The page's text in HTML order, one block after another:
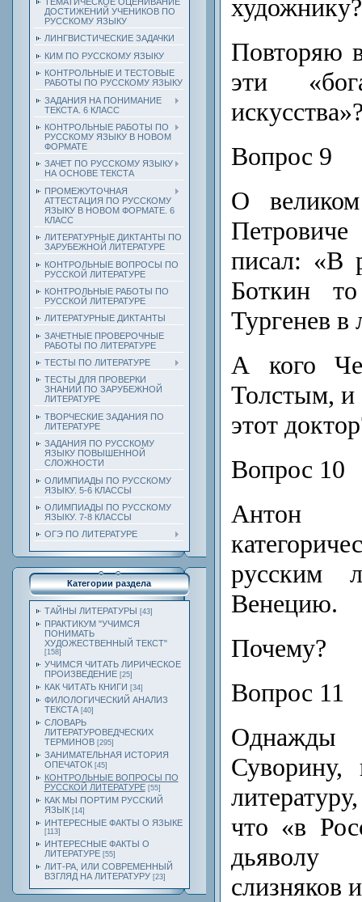
ДОСТИЖЕНИЙ УЧЕНИКОВ ПО
РУССКОМУ ЯЗЫКУ
ЛИНГВИСТИЧЕСКИЕ ЗАДАЧКИ
КИМ ПО РУССКОМУ ЯЗЫКУ
КОНТРОЛЬНЫЕ И ТЕСТОВЫЕ
РАБОТЫ ПО РУССКОМУ ЯЗЫКУ
ЗАДАНИЯ НА ПОНИМАНИЕ
ТЕКСТА. 6 КЛАСС
КОНТРОЛЬНЫЕ РАБОТЫ ПО
РУССКОМУ ЯЗЫКУ В НОВОМ
ФОРМАТЕ
ЗАЧЕТ ПО РУССКОМУ ЯЗЫКУ
НА ОСНОВЕ ТЕКСТА
ПРОМЕЖУТОЧНАЯ
АТТЕСТАЦИЯ ПО РУССКОМУ
ЯЗЫКУ В НОВОМ ФОРМАТЕ. 6
КЛАСС
ЛИТЕРАТУРНЫЕ ДИКТАНТЫ ПО
ЗАРУБЕЖНОЙ ЛИТЕРАТУРЕ
КОНТРОЛЬНЫЕ ВОПРОСЫ ПО
РУССКОЙ ЛИТЕРАТУРЕ
КОНТРОЛЬНЫЕ РАБОТЫ ПО
РУССКОЙ ЛИТЕРАТУРЕ
ЛИТЕРАТУРНЫЕ ДИКТАНТЫ
ЗАЧЕТНЫЕ ПРОВЕРОЧНЫЕ
РАБОТЫ ПО ЛИТЕРАТУРЕ
ТЕСТЫ ПО ЛИТЕРАТУРЕ
ТЕСТЫ ДЛЯ ПРОВЕРКИ
ЗНАНИЙ ПО ЗАРУБЕЖНОЙ
ЛИТЕРАТУРЕ
ТВОРЧЕСКИЕ ЗАДАНИЯ ПО
ЛИТЕРАТУРЕ
ЗАДАНИЯ ПО РУССКОМУ
ЯЗЫКУ ПОВЫШЕННОЙ
СЛОЖНОСТИ
ОЛИМПИАДЫ ПО РУССКОМУ
ЯЗЫКУ. 5-6 КЛАССЫ
ОЛИМПИАДЫ ПО РУССКОМУ
ЯЗЫКУ. 7-8 КЛАССЫ
ОГЭ ПО ЛИТЕРАТУРЕ
Категории раздела
ТАЙНЫ ЛИТЕРАТУРЫ [43]
ПРАКТИКУМ "УЧИМСЯ
ПОНИМАТЬ
ХУДОЖЕСТВЕННЫЙ ТЕКСТ"
[158]
УЧИМСЯ ЧИТАТЬ ЛИРИЧЕСКОЕ
ПРОИЗВЕДЕНИЕ [25]
КАК ЧИТАТЬ КНИГИ [34]
ФИЛОЛОГИЧЕСКИЙ АНАЛИЗ
ТЕКСТА [40]
СЛОВАРЬ
ЛИТЕРАТУРОВЕДЧЕСКИХ
ТЕРМИНОВ [295]
ЗАНИМАТЕЛЬНАЯ ИСТОРИЯ
ОПЕЧАТОК [45]
КОНТРОЛЬНЫЕ ВОПРОСЫ ПО
РУССКОЙ ЛИТЕРАТУРЕ [55]
КАК МЫ ПОРТИМ РУССКИЙ
ЯЗЫК [14]
ИНТЕРЕСНЫЕ ФАКТЫ О ЯЗЫКЕ
[113]
ИНТЕРЕСНЫЕ ФАКТЫ О
ЛИТЕРАТУРЕ [55]
ЛИТ-РА, ИЛИ СОВРЕМЕННЫЙ
ВЗГЛЯД НА ЛИТЕРАТУРУ [23]
художнику?
Повторяю
эти
Вопрос 9
О
писал: «В
Боткин
Тургенев в
А кого
Толстым, и
этот
Вопрос 10
русским
Венецию.
Почему?
Вопрос 11
Суворину,
что «в
слизняков